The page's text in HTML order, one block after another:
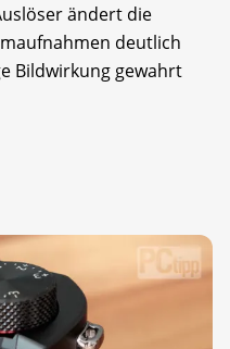
ändert die
deutlich
Bildwirkung gewahrt